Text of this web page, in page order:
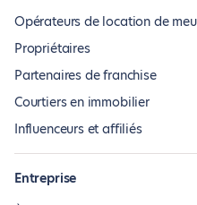
Opérateurs de location de
Propriétaires
Partenaires de franchise
Courtiers en immobilier
Influenceurs et affiliés
Entreprise